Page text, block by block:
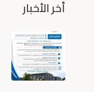
أخر الأخبار